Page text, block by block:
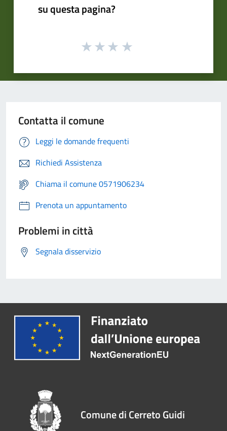
su questa pagina?
Contatta il comune
Leggi le domande frequenti
Richiedi Assistenza
Chiama il comune 0571906234
Prenota un appuntamento
Problemi in città
Segnala disservizio
Comune di Cerreto Guidi